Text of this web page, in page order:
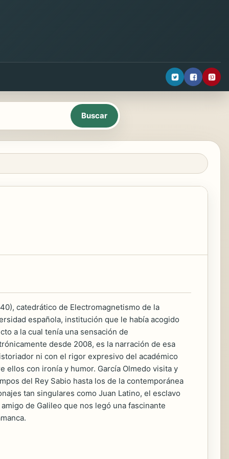
catedrático de Electromagnetismo de la
española, institución que le había acogido
a la cual tenía una sensación de
desde 2008, es la narración de esa
ni con el rigor expresivo del académico
ellos con ironía y humor. García Olmedo visita y
del Rey Sabio hasta los de la contemporánea
tan singulares como Juan Latino, el esclavo
de Galileo que nos legó una fascinante